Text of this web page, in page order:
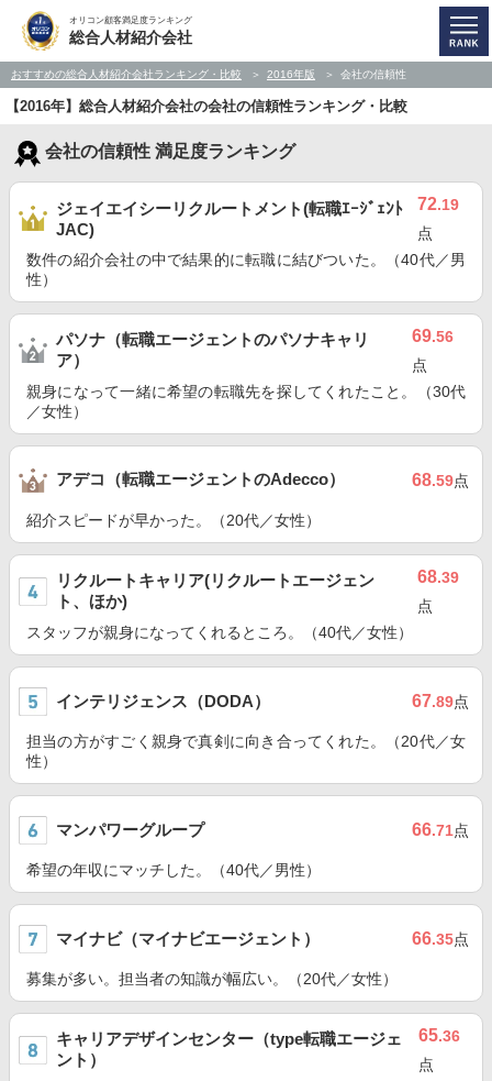
オリコン顧客満足度ランキング
総合人材紹介会社
おすすめの総合人材紹介会社ランキング・比較 2016年版 会社の信頼性
【2016年】総合人材紹介会社の会社の信頼性ランキング・比較
会社の信頼性 満足度ランキング
ジェイエイシーリクルートメント(転職ｴｰｼﾞｪﾝﾄ
JAC)
72.19
点
数件の紹介会社の中で結果的に転職に結びついた。（40代／男
性）
パソナ（転職エージェントのパソナキャリ
ア）
69.56
点
親身になって一緒に希望の転職先を探してくれたこと。（30代
／女性）
アデコ（転職エージェントのAdecco） 68.59点
紹介スピードが早かった。（20代／女性）
リクルートキャリア(リクルートエージェン
ト、ほか)
68.39
点
スタッフが親身になってくれるところ。（40代／女性）
インテリジェンス（DODA） 67.89点
担当の方がすごく親身で真剣に向き合ってくれた。（20代／女
性）
マンパワーグループ 66.71点
希望の年収にマッチした。（40代／男性）
マイナビ（マイナビエージェント） 66.35点
募集が多い。担当者の知識が幅広い。（20代／女性）
キャリアデザインセンター（type転職エージェ
ント）
65.36
点